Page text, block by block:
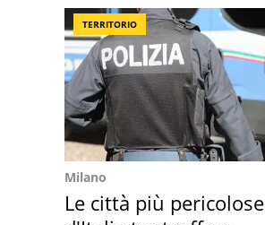
TERRITORIO
Milano
Le città più pericolose